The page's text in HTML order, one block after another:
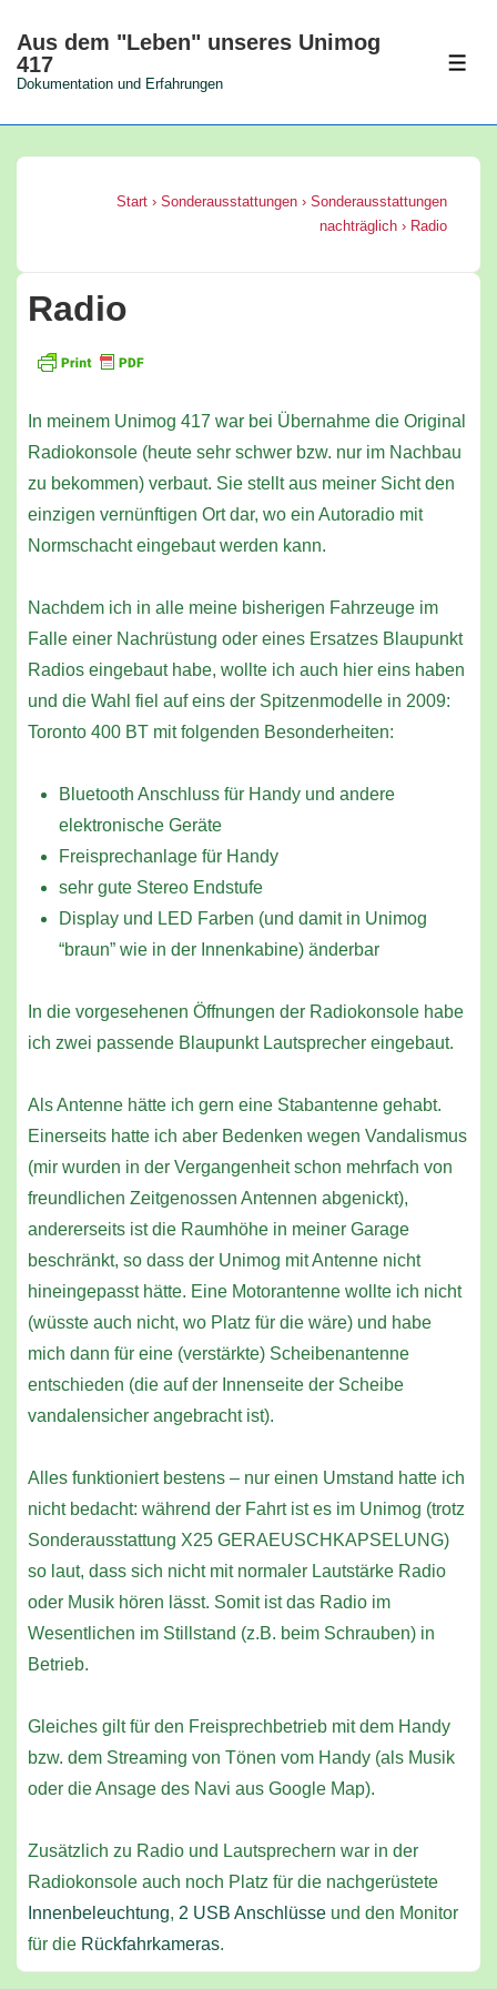
Zum
Inhalt
Aus dem "Leben" unseres Unimog
417
Dokumentation und Erfahrungen
Start › Sonderausstattungen › Sonderausstattungen
nachträglich › Radio
Radio
In meinem Unimog 417 war bei Übernahme die Original
Radiokonsole (heute sehr schwer bzw. nur im Nachbau
zu bekommen) verbaut. Sie stellt aus meiner Sicht den
einzigen vernünftigen Ort dar, wo ein Autoradio mit
Normschacht eingebaut werden kann.
Nachdem ich in alle meine bisherigen Fahrzeuge im
Falle einer Nachrüstung oder eines Ersatzes Blaupunkt
Radios eingebaut habe, wollte ich auch hier eins haben
und die Wahl fiel auf eins der Spitzenmodelle in 2009:
Toronto 400 BT mit folgenden Besonderheiten:
Bluetooth Anschluss für Handy und andere
elektronische Geräte
Freisprechanlage für Handy
sehr gute Stereo Endstufe
Display und LED Farben (und damit in Unimog
“braun” wie in der Innenkabine) änderbar
In die vorgesehenen Öffnungen der Radiokonsole habe
ich zwei passende Blaupunkt Lautsprecher eingebaut.
Als Antenne hätte ich gern eine Stabantenne gehabt.
Einerseits hatte ich aber Bedenken wegen Vandalismus
(mir wurden in der Vergangenheit schon mehrfach von
freundlichen Zeitgenossen Antennen abgenickt),
andererseits ist die Raumhöhe in meiner Garage
beschränkt, so dass der Unimog mit Antenne nicht
hineingepasst hätte. Eine Motorantenne wollte ich nicht
(wüsste auch nicht, wo Platz für die wäre) und habe
mich dann für eine (verstärkte) Scheibenantenne
entschieden (die auf der Innenseite der Scheibe
vandalensicher angebracht ist).
Alles funktioniert bestens – nur einen Umstand hatte ich
nicht bedacht: während der Fahrt ist es im Unimog (trotz
Sonderausstattung X25 GERAEUSCHKAPSELUNG)
so laut, dass sich nicht mit normaler Lautstärke Radio
oder Musik hören lässt. Somit ist das Radio im
Wesentlichen im Stillstand (z.B. beim Schrauben) in
Betrieb.
Gleiches gilt für den Freisprechbetrieb mit dem Handy
bzw. dem Streaming von Tönen vom Handy (als Musik
oder die Ansage des Navi aus Google Map).
Zusätzlich zu Radio und Lautsprechern war in der
Radiokonsole auch noch Platz für die nachgerüstete
Innenbeleuchtung, 2 USB Anschlüsse und den Monitor
für die Rückfahrkameras.